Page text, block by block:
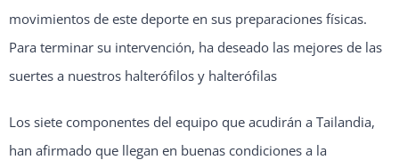
movimientos de este deporte en sus preparaciones físicas.
Para terminar su intervención, ha deseado las mejores de las
suertes a nuestros halterófilos y halterófilas
Los siete componentes del equipo que acudirán a Tailandia,
han afirmado que llegan en buenas condiciones a la